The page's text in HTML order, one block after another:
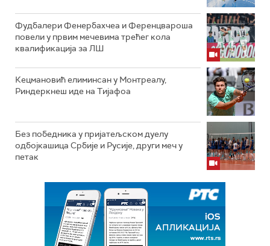
Фудбалери Фенербахчеа и Ференцвароша
повели у првим мечевима трећег кола
квалификација за ЛШ
Кецмановић елиминсан у Монтреалу,
Риндеркнеш иде на Тијафоа
Без победника у пријатељском дуелу
одбојкашица Србије и Русије, други меч у
петак